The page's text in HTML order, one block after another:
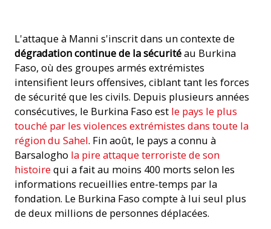
L'attaque à Manni s'inscrit dans un contexte de
dégradation continue de la sécuritéau Burkina
Faso, où des groupes armés extrémistes
intensifient leurs offensives, ciblant tant les forces
de sécurité que les civils. Depuis plusieurs années
consécutives, le Burkina Faso est le pays le plus
touché par les violences extrémistes dans toute la
région du Sahel. Fin août, le pays a connu à
Barsalogho la pire attaque terroriste de son
histoire qui a fait au moins 400 morts selon les
informations recueillies entre-temps par la
fondation. Le Burkina Faso compte à lui seul plus
de deux millions de personnes déplacées.